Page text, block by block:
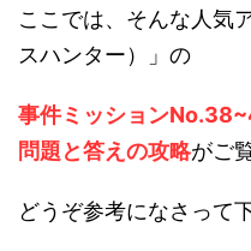
ここでは、そんな人気
スハンター）」の
事件ミッション
問題と答えの攻略がご
どうぞ参考になさって